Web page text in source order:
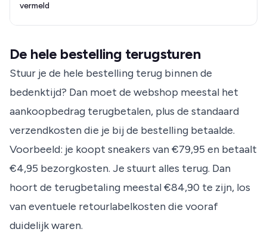
vermeld
De hele bestelling terugsturen
Stuur je de hele bestelling terug binnen de
bedenktijd? Dan moet de webshop meestal het
aankoopbedrag terugbetalen, plus de standaard
verzendkosten die je bij de bestelling betaalde.
Voorbeeld: je koopt sneakers van €79,95 en betaalt
€4,95 bezorgkosten. Je stuurt alles terug. Dan
hoort de terugbetaling meestal €84,90 te zijn, los
van eventuele retourlabelkosten die vooraf
duidelijk waren.